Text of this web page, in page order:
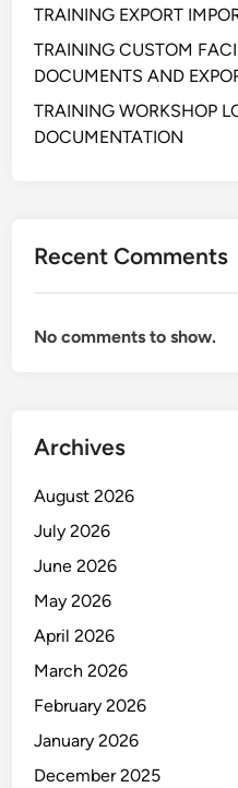
TRAINING EXPORT
TRAINING CUSTOM
DOCUMENTS AND
TRAINING WORKSHOP
DOCUMENTATION
Recent Comments
No comments to show.
Archives
August 2026
July 2026
June 2026
May 2026
April 2026
March 2026
February 2026
January 2026
December 2025